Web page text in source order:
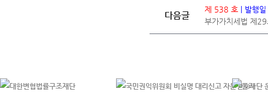
다음글
제 538 호 | 발행
부가가치세법 제